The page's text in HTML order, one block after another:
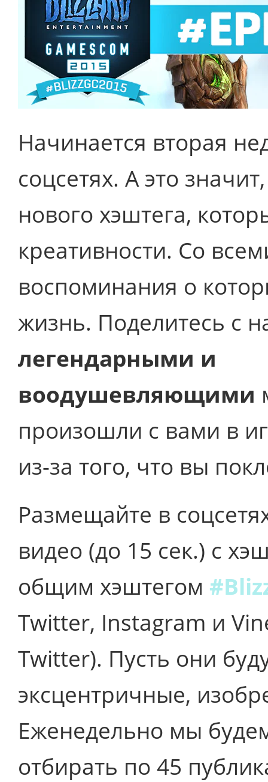
Начинается вторая
соцсетях. А это
нового хэштега,
креативности. Со
воспоминания о
жизнь. Поделитесь с
легендарными и
воодушевляющими
произошли с вами в
из-за того, что вы
Размещайте в
видео (до 15 сек.) с
общим хэштегом
Twitter, Instagram и
Twitter). Пусть они
эксцентричные,
Еженедельно мы
отбирать по 45